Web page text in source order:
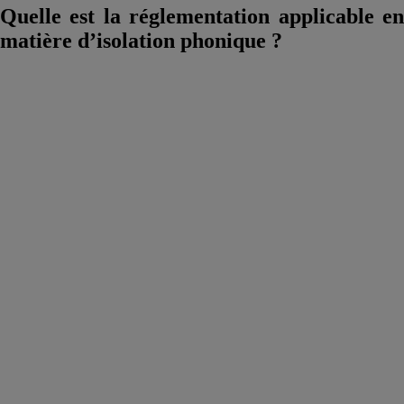
Quelle est la réglementation applicable en
matière d’isolation phonique ?